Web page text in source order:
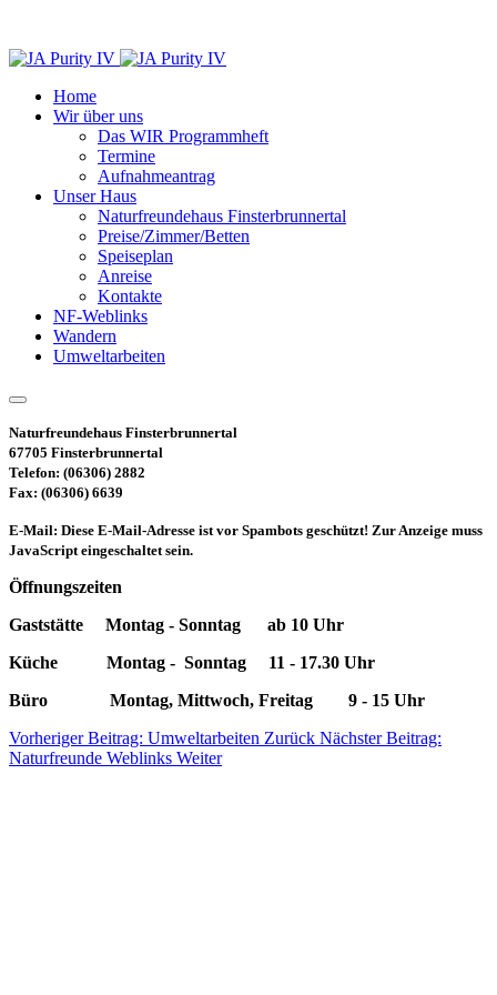
Home
Wir über uns
Das WIR Programmheft
Termine
Aufnahmeantrag
Unser Haus
Naturfreundehaus Finsterbrunnertal
Preise/Zimmer/Betten
Speiseplan
Anreise
Kontakte
NF-Weblinks
Wandern
Umweltarbeiten
Naturfreundehaus Finsterbrunnertal
67705 Finsterbrunnertal
Telefon: (06306) 2882
Fax: (06306) 6639
E-Mail: Diese E-Mail-Adresse ist vor Spambots geschützt! Zur Anzeige muss
JavaScript eingeschaltet sein.
Öffnungszeiten
Gaststätte Montag - Sonntag ab 10 Uhr
Küche Montag - Sonntag 11 - 17.30 Uhr
Büro Montag, Mittwoch, Freitag 9 - 15 Uhr
Vorheriger Beitrag: Umweltarbeiten Zurück Nächster Beitrag:
Naturfreunde Weblinks Weiter